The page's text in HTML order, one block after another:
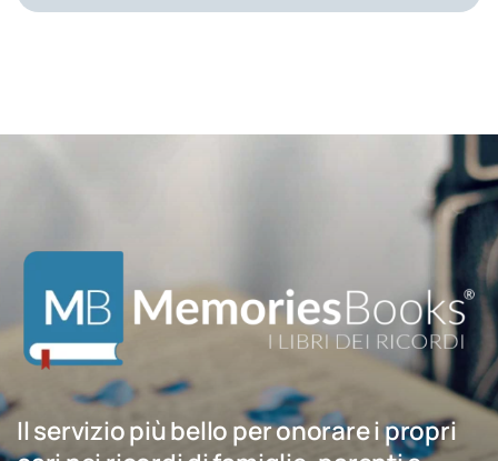
Il servizio più bello per onorare i propri